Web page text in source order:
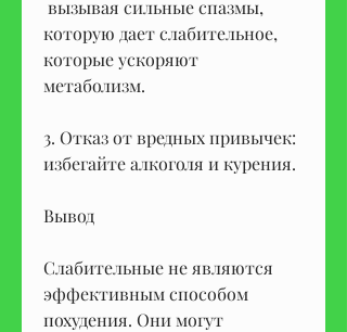
которую дает слабительное,
которые ускоряют
метаболизм.
3. Отказ от вредных привычек:
избегайте алкоголя и курения.
Вывод
Слабительные не являются
эффективным способом
похудения. Они могут